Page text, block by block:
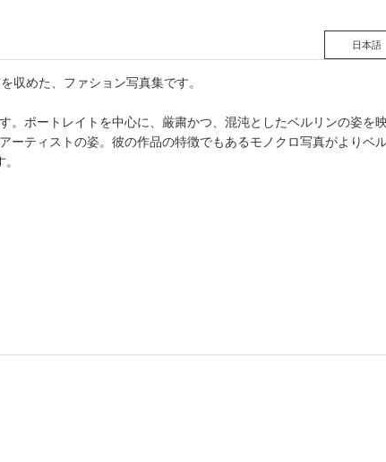
日本語
収めた、ファション写真集です。
ポートレイトを中心に、厳粛かつ、混沌としたベルリンの姿を
ティストの姿。彼の作品の特徴でもあるモノクロ写真がよりベ